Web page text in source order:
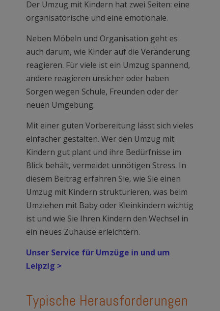
Der Umzug mit Kindern hat zwei Seiten: eine
organisatorische und eine emotionale.
Neben Möbeln und Organisation geht es
auch darum, wie Kinder auf die Veränderung
reagieren. Für viele ist ein Umzug spannend,
andere reagieren unsicher oder haben
Sorgen wegen Schule, Freunden oder der
neuen Umgebung.
Mit einer guten Vorbereitung lässt sich vieles
einfacher gestalten. Wer den Umzug mit
Kindern gut plant und ihre Bedürfnisse im
Blick behält, vermeidet unnötigen Stress. In
diesem Beitrag erfahren Sie, wie Sie einen
Umzug mit Kindern strukturieren, was beim
Umziehen mit Baby oder Kleinkindern wichtig
ist und wie Sie Ihren Kindern den Wechsel in
ein neues Zuhause erleichtern.
Unser Service für Umzüge in und um
Leipzig >
Typische Herausforderungen